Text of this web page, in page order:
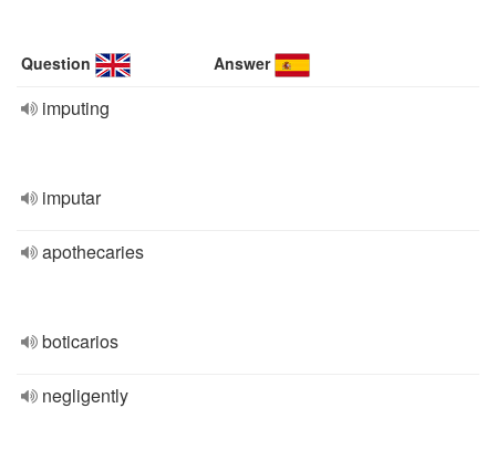
Question Answer
imputing
imputar
apothecaries
boticarios
negligently